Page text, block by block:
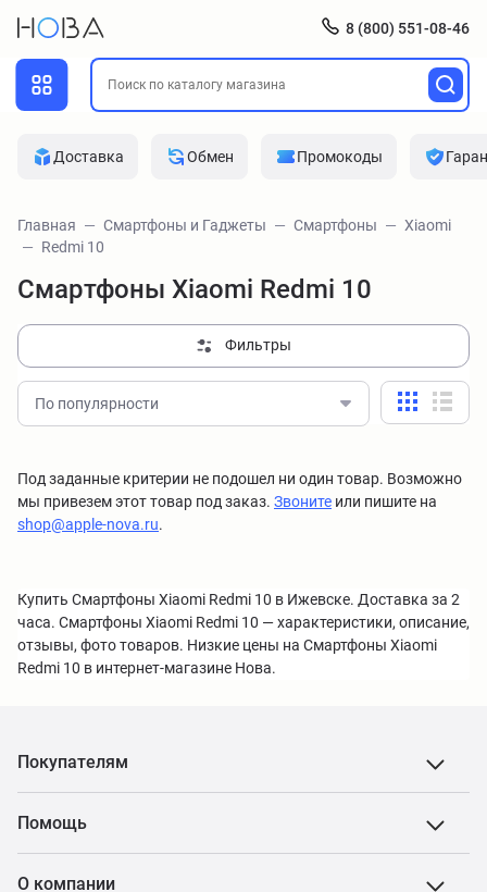
8 (800) 551-08-46
Доставка Обмен Промокоды
Главная Смартфоны и Гаджеты Смартфоны
Xiaomi
Redmi 10
Смартфоны Xiaomi Redmi 10
Фильтры
По популярности
Под заданные критерии не подошел ни один товар. Возможно
мы привезем этот товар под заказ. Звоните или пишите на
shop@apple-nova.ru.
Купить Смартфоны Xiaomi Redmi 10 в Ижевске. Доставка за 2
часа. Смартфоны Xiaomi Redmi 10 — характеристики, описание,
отзывы, фото товаров. Низкие цены на Смартфоны Xiaomi
Redmi 10 в интернет-магазине Нова.
Покупателям
Помощь
О компании